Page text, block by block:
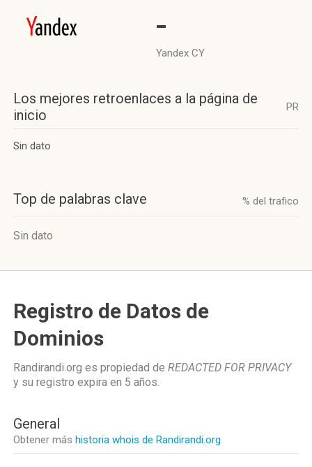
-
Yandex CY
Los mejores retroenlaces a la página de
inicio
PR
Sin dato
Top de palabras clave % del trafico
Sin dato
Registro de Datos de
Dominios
Randirandi.org es propiedad de REDACTED FOR PRIVACY
y su registro expira en 5 años.
General
Obtener más historia whois de Randirandi.org